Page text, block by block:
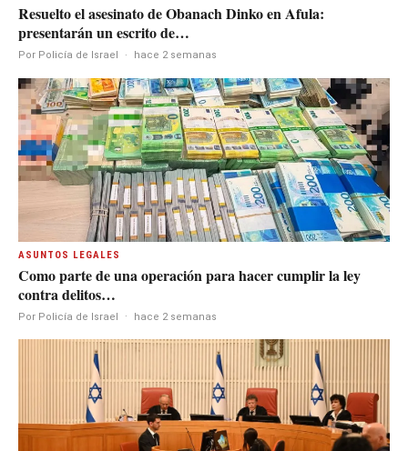
Resuelto el asesinato de Obanach Dinko en Afula:
presentarán un escrito de…
Por Policía de Israel · hace 2 semanas
ASUNTOS LEGALES
Como parte de una operación para hacer cumplir la ley
contra delitos…
Por Policía de Israel · hace 2 semanas